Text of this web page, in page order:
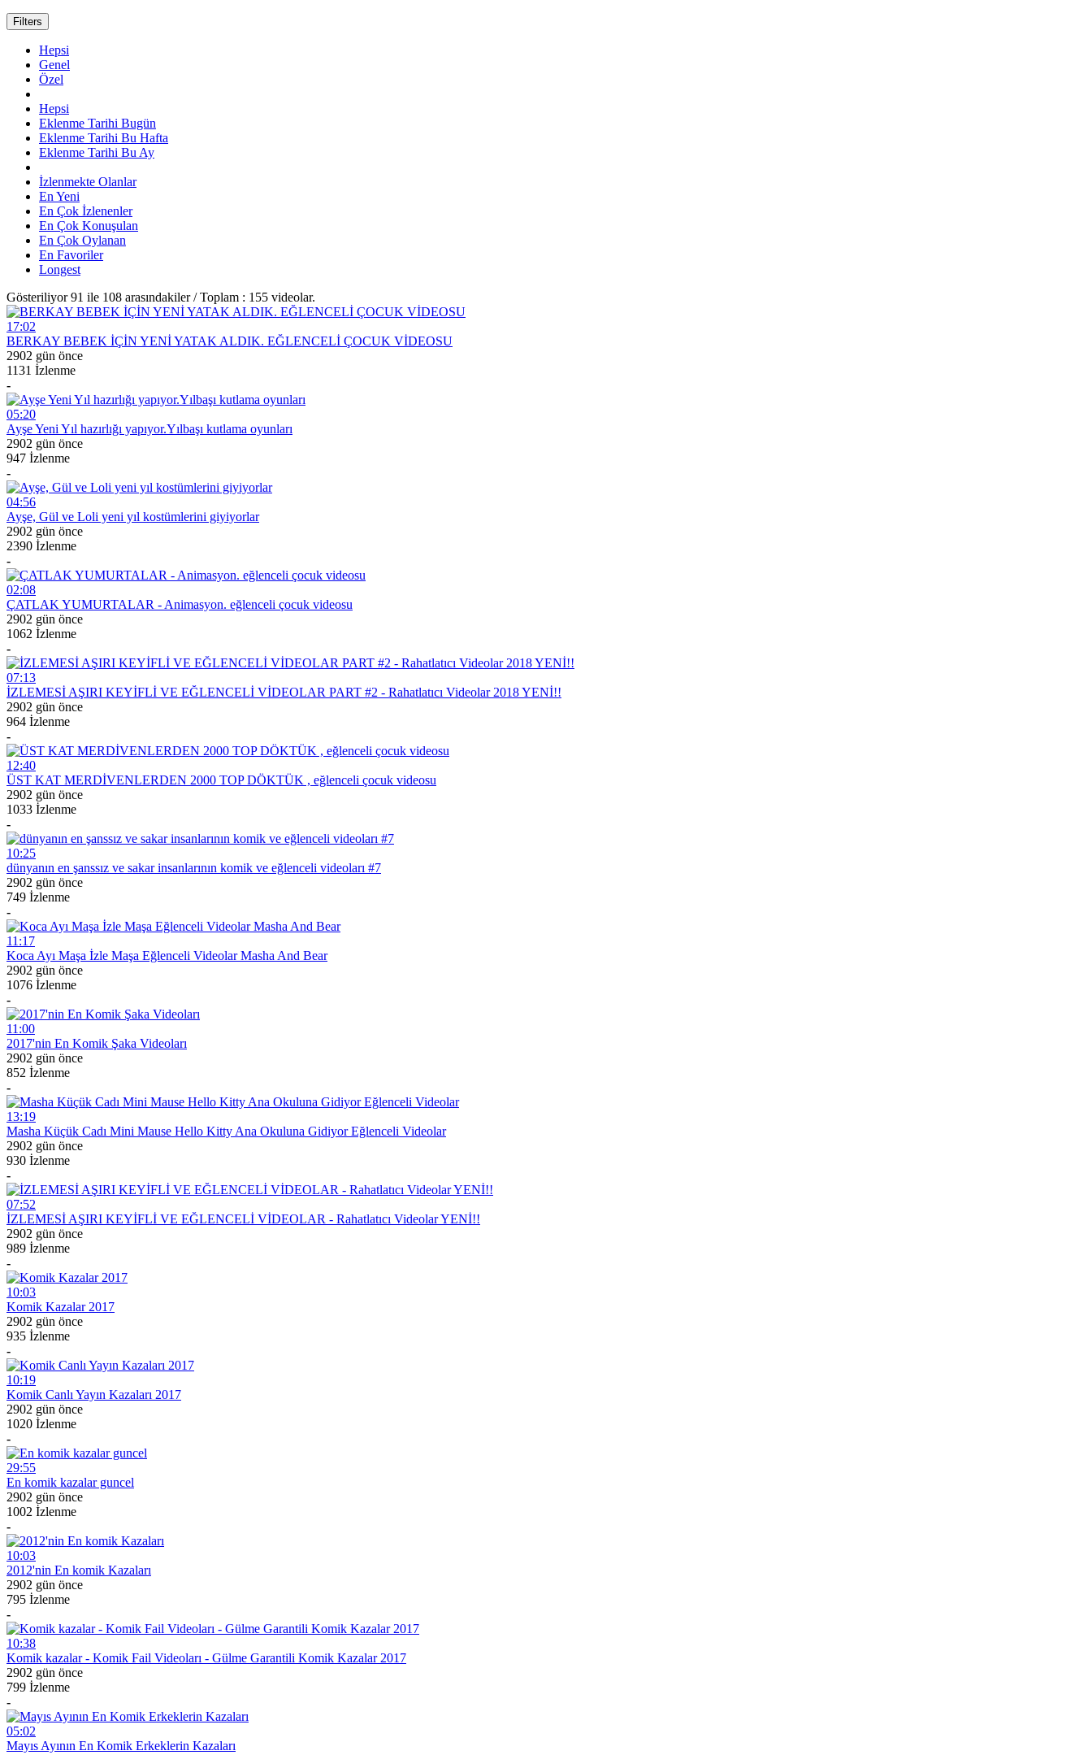
Filters
Hepsi
Genel
Özel
Hepsi
Eklenme Tarihi Bugün
Eklenme Tarihi Bu Hafta
Eklenme Tarihi Bu Ay
İzlenmekte Olanlar
En Yeni
En Çok İzlenenler
En Çok Konuşulan
En Çok Oylanan
En Favoriler
Longest
Gösteriliyor91 ile 108 arasındakiler / Toplam : 155 videolar.
17:02
BERKAY BEBEK İÇİN YENİ YATAK ALDIK. EĞLENCELİ ÇOCUK VİDEOSU
2902 gün önce
1131 İzlenme
-
05:20
Ayşe Yeni Yıl hazırlığı yapıyor.Yılbaşı kutlama oyunları
2902 gün önce
947 İzlenme
-
04:56
Ayşe, Gül ve Loli yeni yıl kostümlerini giyiyorlar
2902 gün önce
2390 İzlenme
-
02:08
ÇATLAK YUMURTALAR - Animasyon. eğlenceli çocuk videosu
2902 gün önce
1062 İzlenme
-
07:13
İZLEMESİ AŞIRI KEYİFLİ VE EĞLENCELİ VİDEOLAR PART #2 - Rahatlatıcı Videolar 2018 YENİ!!
2902 gün önce
964 İzlenme
-
12:40
ÜST KAT MERDİVENLERDEN 2000 TOP DÖKTÜK , eğlenceli çocuk videosu
2902 gün önce
1033 İzlenme
-
10:25
dünyanın en şanssız ve sakar insanlarının komik ve eğlenceli videoları #7
2902 gün önce
749 İzlenme
-
11:17
Koca Ayı Maşa İzle Maşa Eğlenceli Videolar Masha And Bear
2902 gün önce
1076 İzlenme
-
11:00
2017'nin En Komik Şaka Videoları
2902 gün önce
852 İzlenme
-
13:19
Masha Küçük Cadı Mini Mause Hello Kitty Ana Okuluna Gidiyor Eğlenceli Videolar
2902 gün önce
930 İzlenme
-
07:52
İZLEMESİ AŞIRI KEYİFLİ VE EĞLENCELİ VİDEOLAR - Rahatlatıcı Videolar YENİ!!
2902 gün önce
989 İzlenme
-
10:03
Komik Kazalar 2017
2902 gün önce
935 İzlenme
-
10:19
Komik Canlı Yayın Kazaları 2017
2902 gün önce
1020 İzlenme
-
29:55
En komik kazalar guncel
2902 gün önce
1002 İzlenme
-
10:03
2012'nin En komik Kazaları
2902 gün önce
795 İzlenme
-
10:38
Komik kazalar - Komik Fail Videoları - Gülme Garantili Komik Kazalar 2017
2902 gün önce
799 İzlenme
-
05:02
Mayıs Ayının En Komik Erkeklerin Kazaları